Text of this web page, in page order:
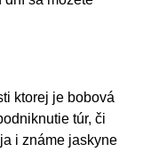
ktorej je bobová
túr, či
i známe jaskyne